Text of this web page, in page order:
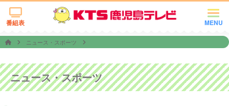
MENU
番組表
ニュース・スポーツ
ニュース・スポーツ